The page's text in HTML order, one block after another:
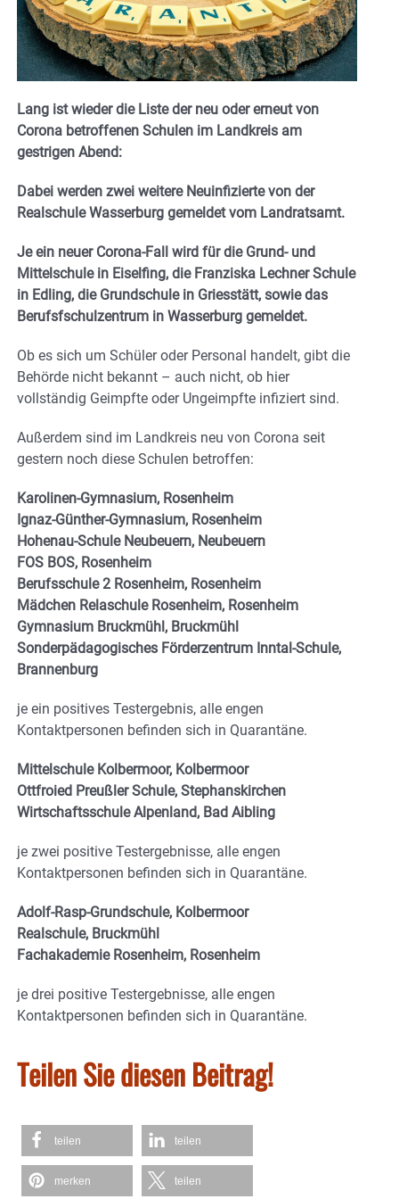
Lang ist wieder die Liste der neu oder erneut von
Corona betroffenen Schulen im Landkreis am
gestrigen Abend:
Dabei werden zwei weitere Neuinfizierte von der
Realschule Wasserburg gemeldet vom Landratsamt.
Je ein neuer Corona-Fall wird für die Grund- und
Mittelschule in Eiselfing, die Franziska Lechner Schule
in Edling, die Grundschule in Griesstätt, sowie das
Berufsfschulzentrum in Wasserburg gemeldet.
Ob es sich um Schüler oder Personal handelt, gibt die
Behörde nicht bekannt – auch nicht, ob hier
vollständig Geimpfte oder Ungeimpfte infiziert sind.
Außerdem sind im Landkreis neu von Corona seit
gestern noch diese Schulen betroffen:
Karolinen-Gymnasium, Rosenheim
Ignaz-Günther-Gymnasium, Rosenheim
Hohenau-Schule Neubeuern, Neubeuern
FOS BOS, Rosenheim
Berufsschule 2 Rosenheim, Rosenheim
Mädchen Relaschule Rosenheim, Rosenheim
Gymnasium Bruckmühl, Bruckmühl
Sonderpädagogisches Förderzentrum Inntal-Schule,
Brannenburg
je ein positives Testergebnis, alle engen
Kontaktpersonen befinden sich in Quarantäne.
Mittelschule Kolbermoor, Kolbermoor
Ottfroied Preußler Schule, Stephanskirchen
Wirtschaftsschule Alpenland, Bad Aibling
je zwei positive Testergebnisse, alle engen
Kontaktpersonen befinden sich in Quarantäne.
Adolf-Rasp-Grundschule, Kolbermoor
Realschule, Bruckmühl
Fachakademie Rosenheim, Rosenheim
je drei positive Testergebnisse, alle engen
Kontaktpersonen befinden sich in Quarantäne.
Teilen Sie diesen Beitrag!
teilen teilen
merken teilen